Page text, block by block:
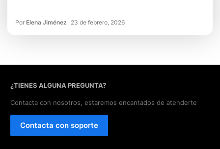
Por Elena Jiménez 23 de febrero, 2026
¿TIENES ALGUNA PREGUNTA?
Contacta con nosotros, estaremos encantados de atenderte
Contacta con soporte